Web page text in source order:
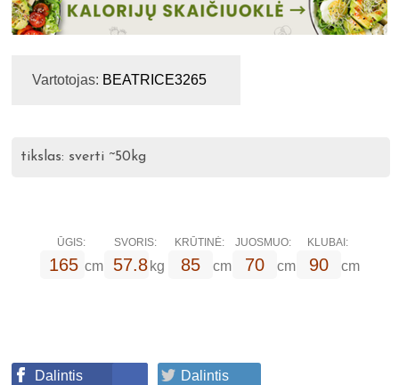
Vartotojas: BEATRICE3265
tikslas: sverti ~50kg
ŪGIS: SVORIS: KRŪTINĖ: JUOSMUO: KLUBAI:
165 cm 57.8 kg 85 cm 70 cm 90 cm
Dalintis Dalintis